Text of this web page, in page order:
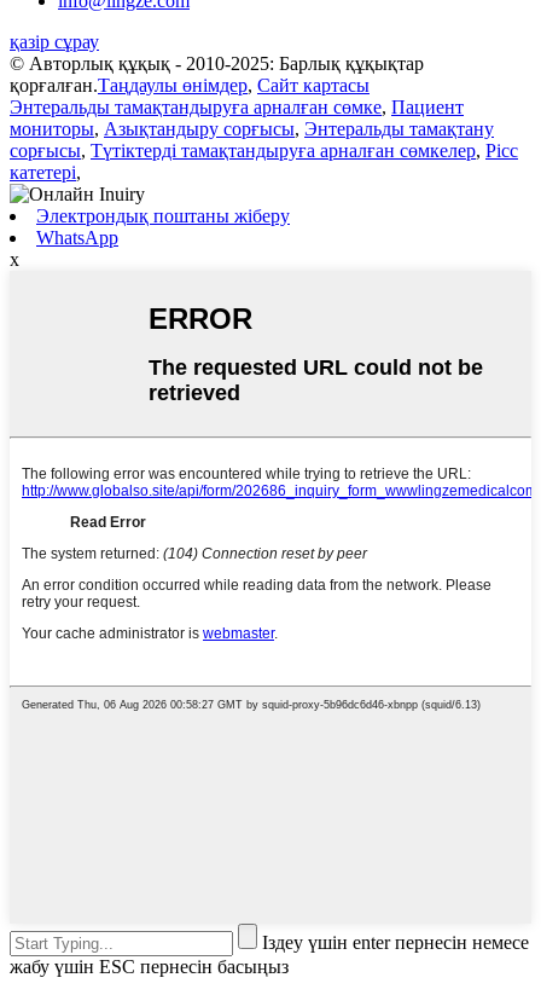
қазір сұрау
© Авторлық құқық - 2010-2025: Барлық құқықтар
қорғалған.Таңдаулы өнімдер, Сайт картасы
Энтеральды тамақтандыруға арналған сөмке, Пациент
мониторы, Азықтандыру сорғысы, Энтеральды тамақтану
сорғысы, Түтіктерді тамақтандыруға арналған сөмкелер, Picc
катетері,
Электрондық поштаны жіберу
WhatsApp
x
Іздеу үшін enter пернесін немесе
жабу үшін ESC пернесін басыңыз